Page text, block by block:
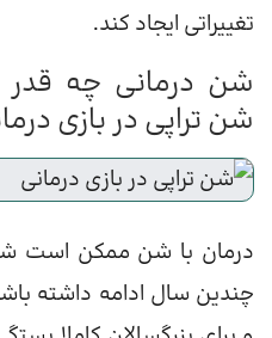
تغییراتی ایجاد کند.
شن درمانی چه
شن تراپی در بازی
درمان با شن ممکن است
چندین سال ادامه داشته